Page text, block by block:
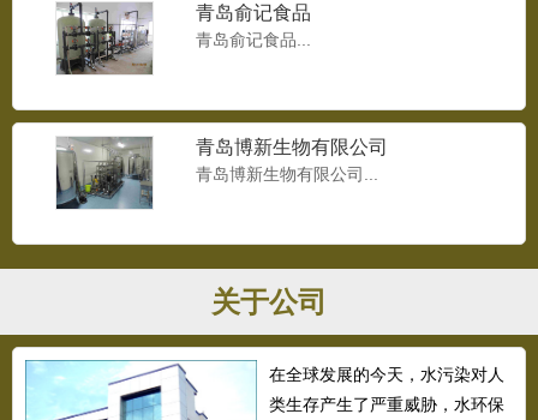
青岛俞记食品
青岛俞记食品...
青岛博新生物有限公司
青岛博新生物有限公司...
关于公司
在全球发展的今天，水污染对人
类生存产生了严重威胁，水环保